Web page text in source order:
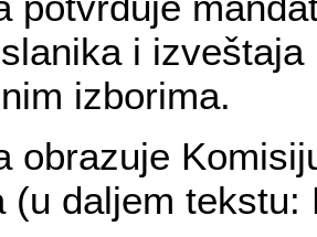
i
izborima.
obrazuje
(u daljem